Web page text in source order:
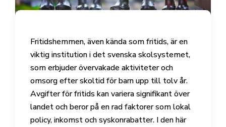
Fritidshemmen, även kända som fritids, är en
viktig institution i det svenska skolsystemet,
som erbjuder övervakade aktiviteter och
omsorg efter skoltid för barn upp till tolv år.
Avgifter för fritids kan variera signifikant över
landet och beror på en rad faktorer som lokal
policy, inkomst och syskonrabatter. I den här